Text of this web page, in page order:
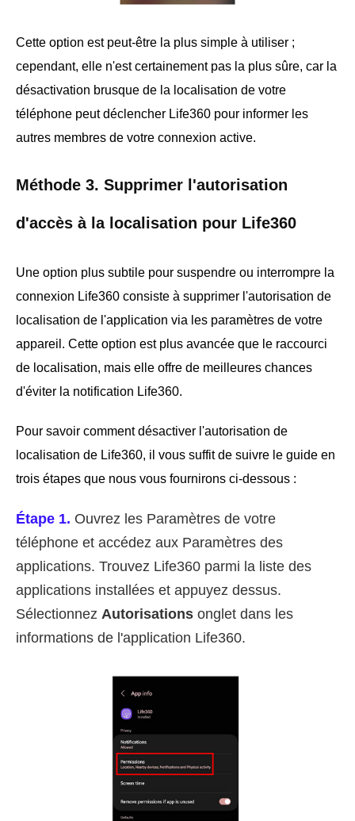
Cette option est peut-être la plus simple à utiliser ;
cependant, elle n'est certainement pas la plus sûre, car la
désactivation brusque de la localisation de votre
téléphone peut déclencher Life360 pour informer les
autres membres de votre connexion active.
Méthode 3. Supprimer l'autorisation
d'accès à la localisation pour Life360
Une option plus subtile pour suspendre ou interrompre la
connexion Life360 consiste à supprimer l'autorisation de
localisation de l'application via les paramètres de votre
appareil. Cette option est plus avancée que le raccourci
de localisation, mais elle offre de meilleures chances
d'éviter la notification Life360.
Pour savoir comment désactiver l'autorisation de
localisation de Life360, il vous suffit de suivre le guide en
trois étapes que nous vous fournirons ci-dessous :
Étape 1. Ouvrez les Paramètres de votre
téléphone et accédez aux Paramètres des
applications. Trouvez Life360 parmi la liste des
applications installées et appuyez dessus.
Sélectionnez Autorisations onglet dans les
informations de l'application Life360.